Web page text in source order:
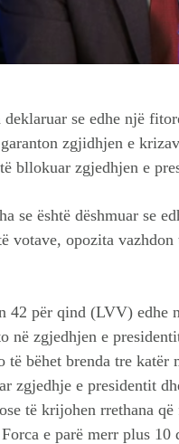
se edhe një
zgjidhjen e
bllokuar zgjedhjen e
se është dëshmuar se
votave, opozita
42 për qind (LVV) edhe
në zgjedhjen e
bëhet brenda tre katër
zgjedhje e presidentit
të krijohen rrethana
e parë merr plus 10